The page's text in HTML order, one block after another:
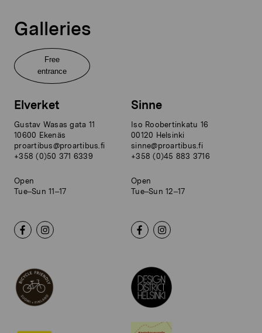
Galleries
Free
entrance
Elverket
Gustav Wasas gata 11
10600 Ekenäs
proartibus@proartibus.fi
+358 (0)50 371 6339
Open
Tue–Sun 11–17
Sinne
Iso Roobertinkatu 16
00120 Helsinki
sinne@proartibus.fi
+358 (0)45 883 3716
Open
Tue–Sun 12–17